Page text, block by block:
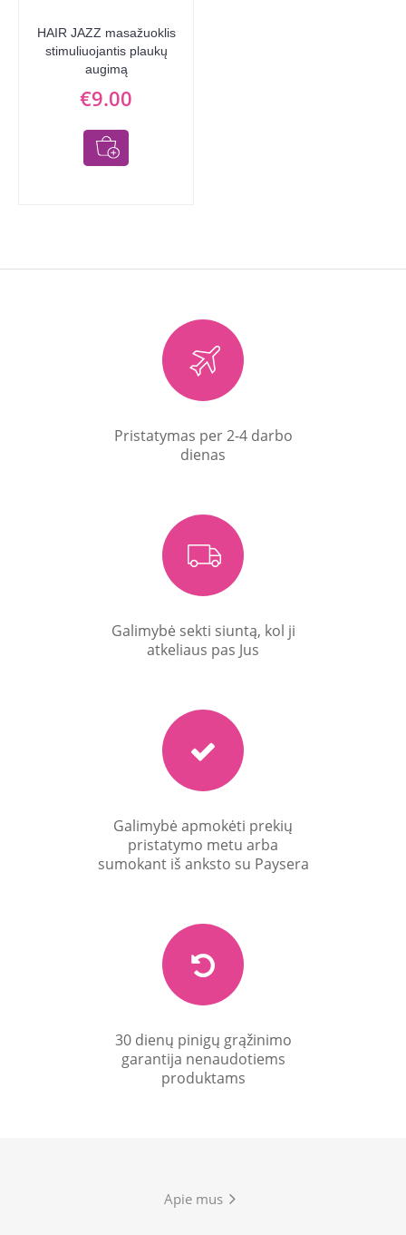
HAIR JAZZ masažuoklis
stimuliuojantis plaukų
augimą
€9.00
Pristatymas per 2-4 darbo
dienas
Galimybė sekti siuntą, kol ji
atkeliaus pas Jus
Galimybė apmokėti prekių
pristatymo metu arba
sumokant iš anksto su Paysera
30 dienų pinigų grąžinimo
garantija nenaudotiems
produktams
Apie mus